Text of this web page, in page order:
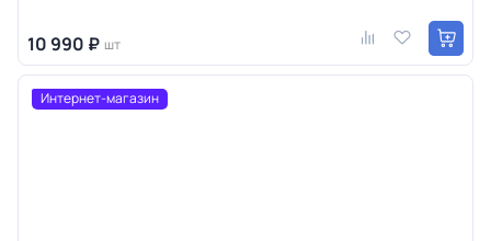
10 990 ₽ шт
Интернет-магазин